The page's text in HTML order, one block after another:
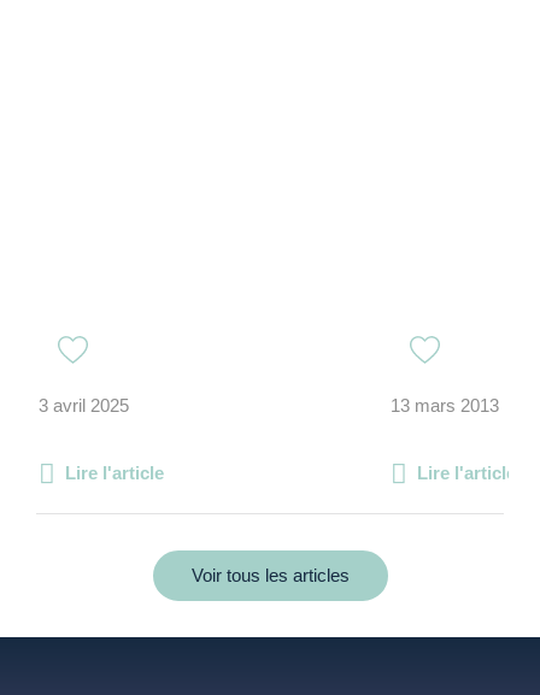
3 avril 2025
Lire l'article
13 mars 2013
Lire l'article
Voir tous les articles